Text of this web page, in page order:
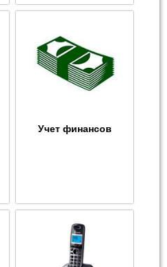
Учет финансов